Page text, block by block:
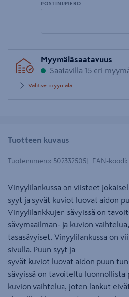
POSTINUMERO
postinumero
Myymäläsaatavuus
Saatavilla 15 eri
Valitse myymälä
Tuotteen kuvaus
Tuotenumero: 502332505 EAN-koodi:
Vinyylilankussa on viisteet
syyt ja syvät kuviot luovat aidon
Vinyylilankkujen sävyissä on
sävymaailman- ja kuvion
tasasävyiset. Vinyylilankussa on
sivulla. Puun syyt ja
syvät kuviot luovat aidon puun
sävyissä on tavoiteltu luonnollista
kuvion vaihtelua, joten lankut